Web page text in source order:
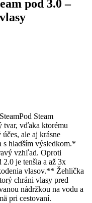
pod 3.0 –
Steam
tvar, vďaka ktorému
ale aj krásne
s hladším výsledkom.*
vzhľad. Oproti
je tenšia a až 3x
vlasov.** Žehlička
chráni vlasy pred
nádržkou na vodu a
pri cestovaní.